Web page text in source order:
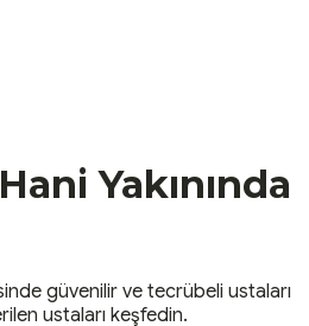
Hani Yakınında
güvenilir ve tecrübeli ustaları
ustaları keşfedin.